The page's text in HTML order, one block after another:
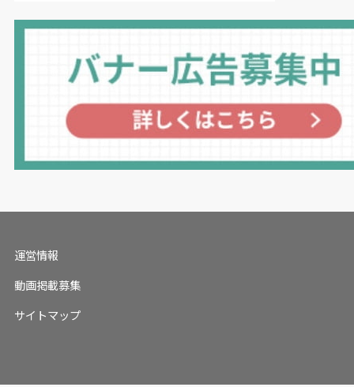
運営情報
動画掲載募集
サイトマップ